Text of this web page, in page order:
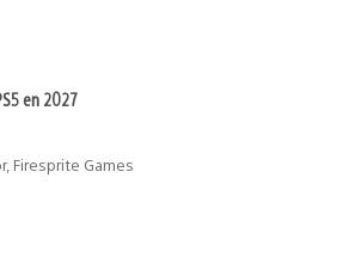
en 2027
Firesprite Games